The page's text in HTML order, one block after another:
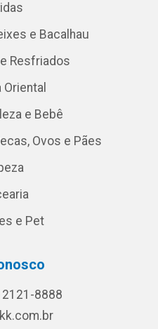
e Bacalhau
Resfriados
Oriental
e Bebê
Ovos e Pães
e Pet
2121-8888